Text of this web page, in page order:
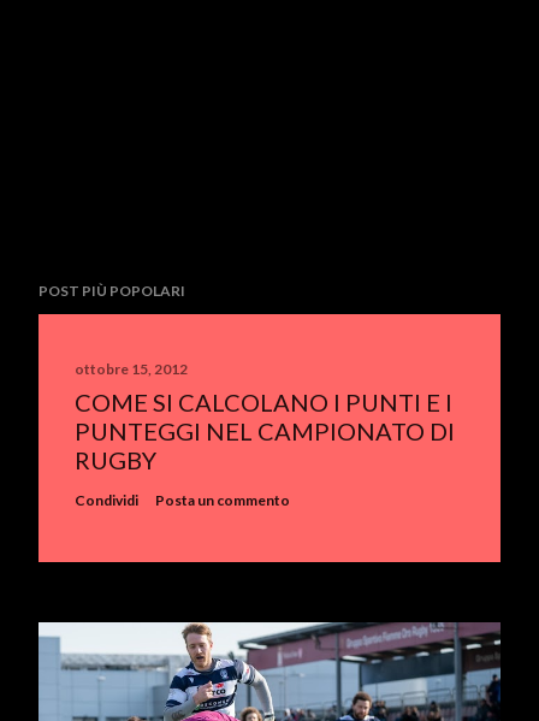
POST PIÙ POPOLARI
ottobre 15, 2012
COME SI CALCOLANO I PUNTI E I
PUNTEGGI NEL CAMPIONATO DI
RUGBY
Condividi Posta un commento